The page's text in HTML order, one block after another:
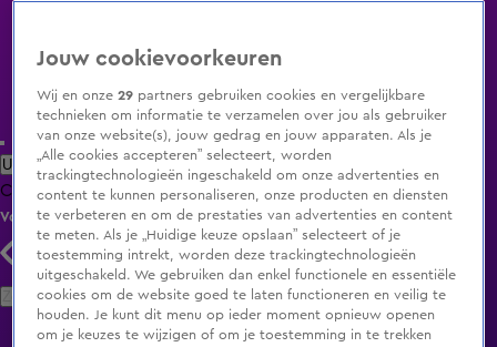
Uitzending Gemist Populaire programma's Zenders Genres
ClipsFilmsRadioSmart TV inlogShop
Volg KIJK
Zoeken
Jouw cookievoorkeuren
Wij en onze29 partners gebruiken cookies en vergelijkbare
technieken om informatie te verzamelen over jou als gebruiker
van onze website(s), jouw gedrag en jouw apparaten. Als je
„Alle cookies accepteren” selecteert, worden
trackingtechnologieën ingeschakeld om onze advertenties en
content te kunnen personaliseren, onze producten en diensten
te verbeteren en om de prestaties van advertenties en content
te meten. Als je „Huidige keuze opslaan” selecteert of je
toestemming intrekt, worden deze trackingtechnologieën
uitgeschakeld. We gebruiken dan enkel functionele en essentiële
cookies om de website goed te laten functioneren en veilig te
houden. Je kunt dit menu op ieder moment opnieuw openen
om je keuzes te wijzigen of om je toestemming in te trekken